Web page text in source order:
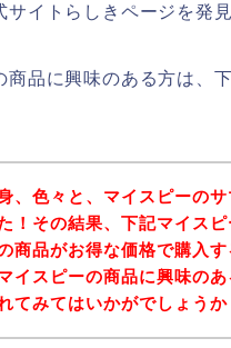
サイトらしきページを発
商品に興味のある方は、
、色々と、マイスピーの
！その結果、下記マイス
商品がお得な価格で購入
イスピーの商品に興味の
てみてはいかがでしょうか